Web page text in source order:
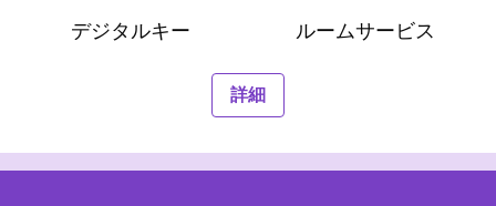
デジタルキー ルームサービス
詳細